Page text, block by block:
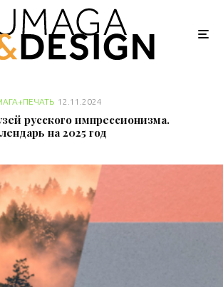
12.11.2024
русского импрессионизма.
на 2025 год